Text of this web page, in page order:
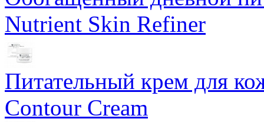
Nutrient Skin Refiner
Питательный крем для
Contour Cream